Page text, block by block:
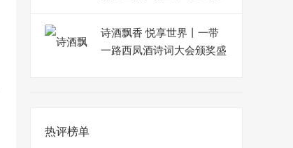
诗酒飘香 悦享世界丨一带
一路西凤酒诗词大会颁奖盛
热评榜单